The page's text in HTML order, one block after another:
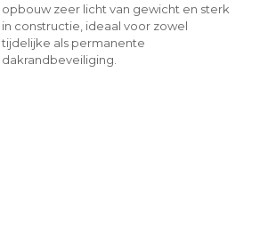
opbouw zeer licht van gewicht en sterk
in constructie, ideaal voor zowel
tijdelijke als permanente
dakrandbeveiliging.